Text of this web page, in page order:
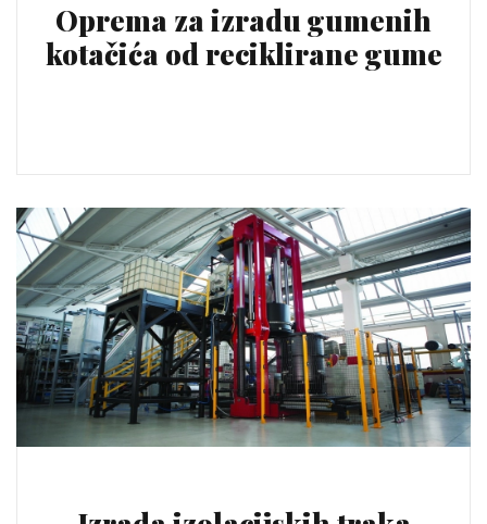
Oprema za izradu gumenih
kotačića od reciklirane gume